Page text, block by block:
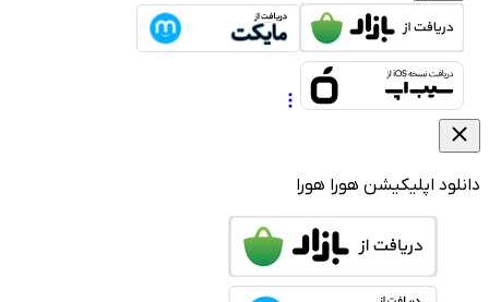
اپلیکیشن هوراهورا